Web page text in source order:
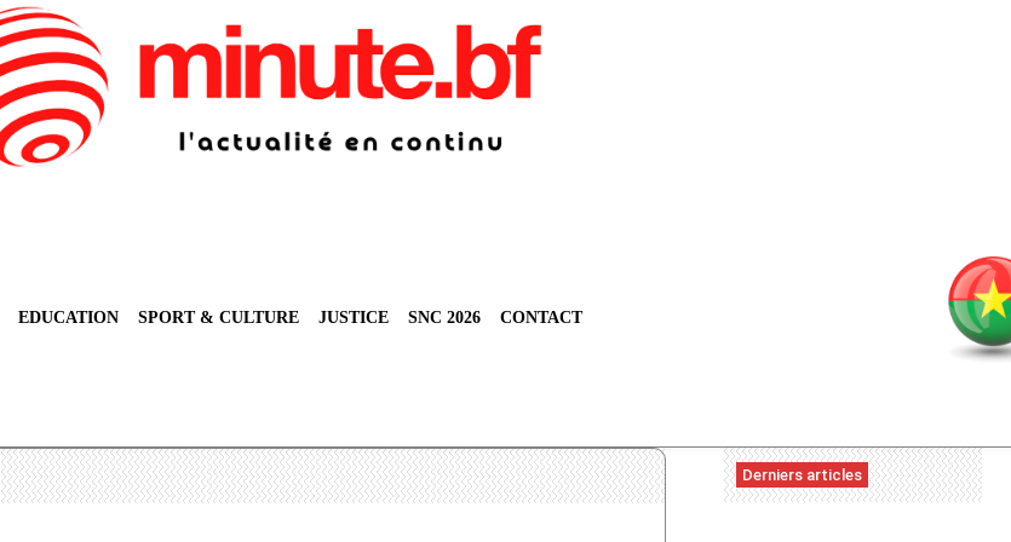
EDUCATION SPORT & CULTURE JUSTICE SNC 2026 CONTACT
Derniers articles